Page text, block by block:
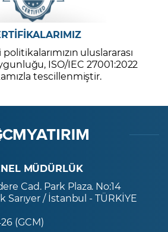
uluslararası
ISO/IEC 27001:2022
tescillenmiştir.
MÜDÜRLÜK
Cad. Park Plaza. No:14
Sarıyer / İstanbul - TÜRKİYE
(GCM)